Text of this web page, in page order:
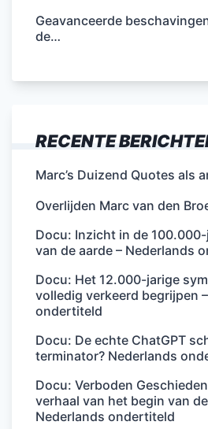
Geavanceerde
de…
RECENTE
Marc’s Duizend Quotes als
Overlijden Marc van den
Docu: Inzicht in de
van de aarde – Nederlands
Docu: Het 12.000-jarige
volledig verkeerd begrijpen
ondertiteld
Docu: De echte ChatGPT
terminator? Nederlands
Docu: Verboden
verhaal van het begin van
Nederlands ondertiteld